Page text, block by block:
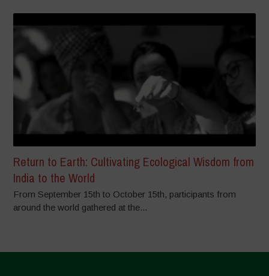
Return to Earth: Cultivating Ecological Wisdom from
India to the World
From September 15th to October 15th, participants from
around the world gathered at the...